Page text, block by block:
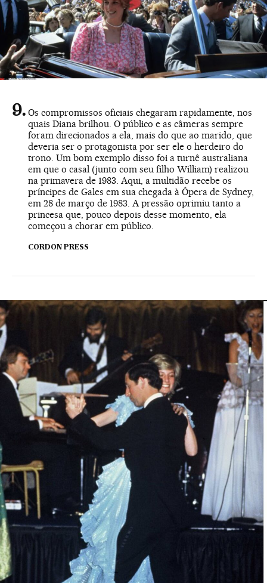
Os compromissos oficiais chegaram rapidamente, nos
quais Diana brilhou. O público e as câmeras sempre
foram direcionados a ela, mais do que ao marido, que
deveria ser o protagonista por ser ele o herdeiro do
trono. Um bom exemplo disso foi a turnê australiana
em que o casal (junto com seu filho William) realizou
na primavera de 1983. Aqui, a multidão recebe os
príncipes de Gales em sua chegada à Ópera de Sydney,
em 28 de março de 1983. A pressão oprimiu tanto a
princesa que, pouco depois desse momento, ela
começou a chorar em público.
CORDON PRESS